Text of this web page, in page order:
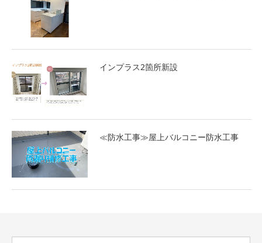
インプラス2箇所新設
≪防水工事≫屋上バルコニー防水工事